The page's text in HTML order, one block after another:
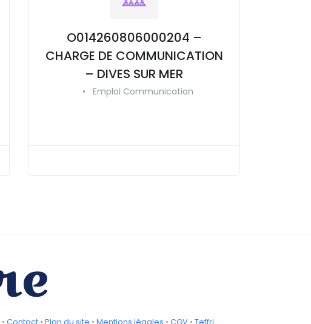
O014260806000204 –
CHARGE DE COMMUNICATION
– DIVES SUR MER
• Emploi Communication
• Contact • Plan du site • Mentions légales • CGV • Teffri